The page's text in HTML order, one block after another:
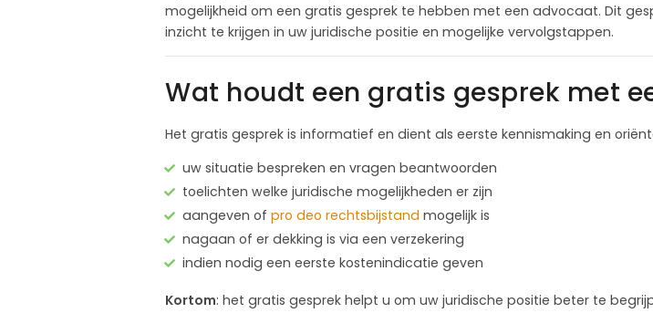
mogelijkheid om een gratis gesprek te hebben met een advocaat. Dit
inzicht te krijgen in uw juridische positie en mogelijke vervolgstappen.
Wat houdt een gratis gesprek met
Het gratis gesprek is informatief en dient als eerste kennismaking en
uw situatie bespreken en vragen beantwoorden
toelichten welke juridische mogelijkheden er zijn
aangeven of pro deo rechtsbijstand mogelijk is
nagaan of er dekking is via een verzekering
indien nodig een eerste kostenindicatie geven
Kortom: het gratis gesprek helpt u om uw juridische positie beter te